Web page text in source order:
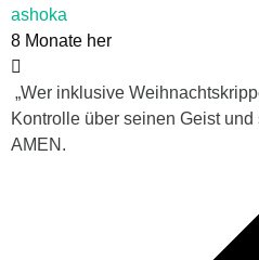
ashoka
8 Monate her
„Wer inklusive
Kontrolle über seinen Geist
AMEN.